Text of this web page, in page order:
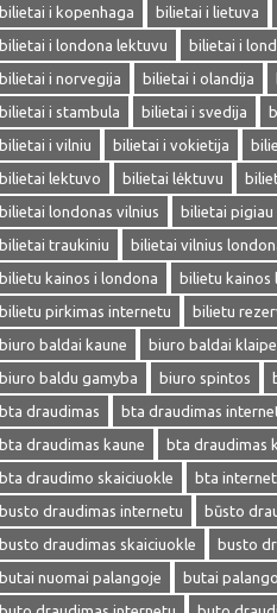
bilietai i kopenhaga
bilietai i lietuva
bilietai i londona lektuvu
bilietai i
bilietai i norvegija
bilietai i olandija
bilietai i stambula
bilietai i svedija
bilietai i vilniu
bilietai i vokietija
bilietai lektuvo
bilietai lėktuvu
bilietai londonas vilnius
bilietai pigiau
bilietai traukiniu
bilietai vilnius
bilietu kainos i londona
bilietu kainos
bilietu pirkimas internetu
bilietu
biuro baldai kaune
biuro baldai
biuro baldu gamyba
biuro spintos
bta draudimas
bta draudimas
bta draudimas kaune
bta draudimas
bta draudimo skaiciuokle
bta
busto draudimas internetu
būsto
busto draudimas skaiciuokle
busto
butai nuomai palangoje
butai